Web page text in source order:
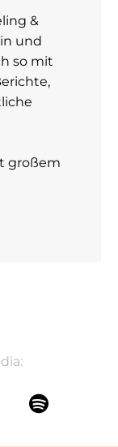
&
und
so mit
großem